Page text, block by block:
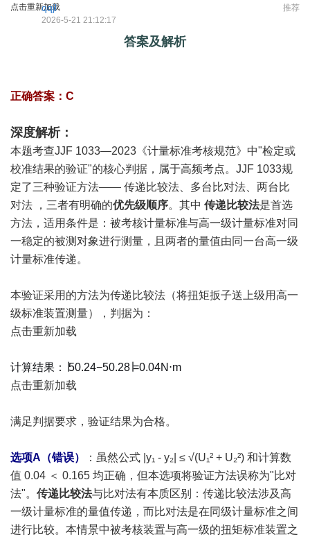
点击重新加载 推荐
qqjl
2026-5-21 21:12:17
答案及解析
正确答案：C
深度解析：
本题考查JJF 1033—2023《计量标准考核规范》中"检定或
校准结果的验证"的核心判据，属于高频考点。JJF 1033规
定了三种验证方法—— 传递比较法、多台比对法、两台比
对法 ，三者有明确的优先级顺序。其中 传递比较法是首选
方法，适用条件是：被考核计量标准与高一级计量标准对同
一稳定的被测对象进行测量，且两者的量值由同一台高一级
计量标准传递。
本验证采用的方法为传递比较法（将扭矩扳子送上级用高一
级标准装置测量），判据为：
点击重新加载
计算结果：∣50.24−50.28∣=0.04N⋅m
点击重新加载
满足判据要求，验证结果为合格。
选项A（错误）
：虽然公式 |y₁ - y₂| ≤ √(U₁² + U₂²) 和计算数
值 0.04 ＜ 0.165 均正确，但本选项将验证方法误称为"比对
法"。 传递比较法与比对法有本质区别：传递比较法涉及高
一级计量标准的量值传递，而比对法是在同级计量标准之间
进行比较。本情景中被考核装置与高一级的扭矩标准装置之